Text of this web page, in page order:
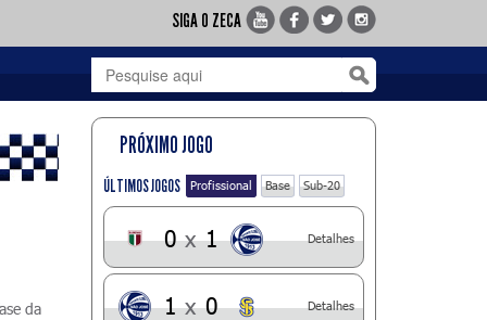
SIGA O ZECA
da
PRÓXIMO JOGO
ÚLTIMOS JOGOS Profissional Base Sub-20
0 x 1 Detalhes
1 x 0 Detalhes